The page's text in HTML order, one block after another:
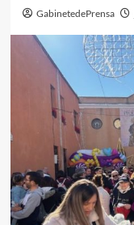
GabinetedePrensa